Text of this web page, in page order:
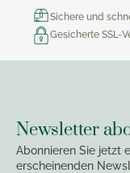
Sichere und
Gesicherte SSL-
Newsletter
Abonnieren Sie jetzt
erscheinenden